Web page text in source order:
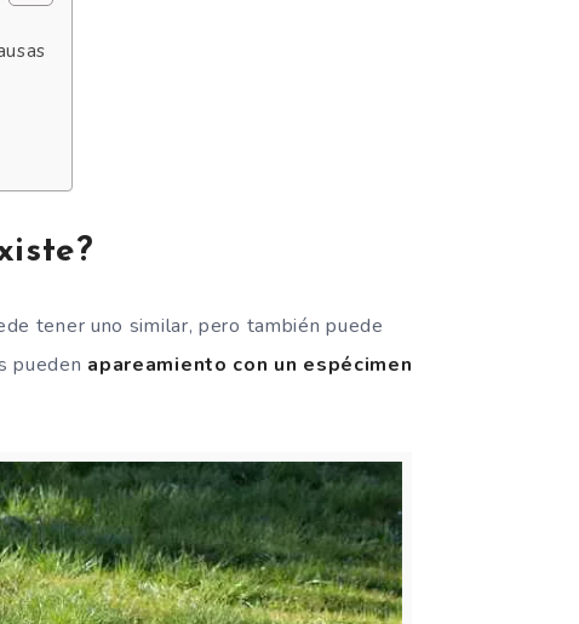
tener uno similar, pero también puede
pueden apareamiento con un espécimen